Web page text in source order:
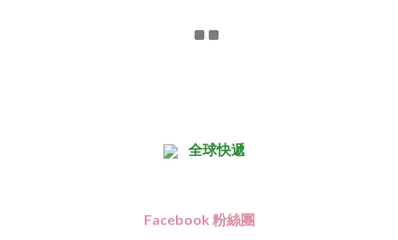
全球快遞
Facebook 粉絲團